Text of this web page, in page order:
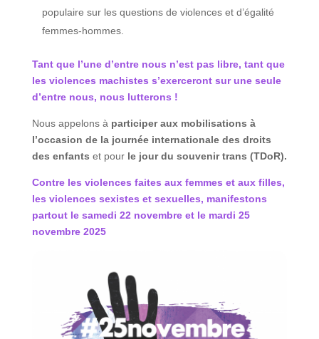
populaire sur les questions de violences et d’égalité
femmes-hommes.
Tant que l’une d’entre nous n’est pas libre, tant que
les violences machistes s’exerceront sur une seule
d’entre nous, nous lutterons !
Nous appelons à participer aux mobilisations à
l’occasion de la journée internationale des droits
des enfants et pour le jour du souvenir trans (TDoR).
Contre les violences faites aux femmes et aux filles,
les violences sexistes et sexuelles, manifestons
partout le samedi 22 novembre et le mardi 25
novembre 2025